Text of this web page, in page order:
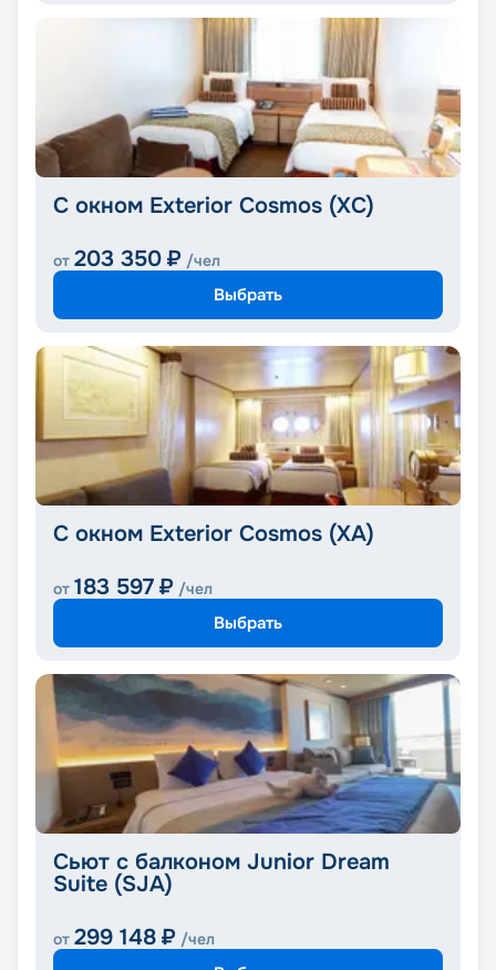
С окном Exterior Cosmos (XС)
от 203 350 ₽ /чел
Выбрать
С окном Exterior Cosmos (XA)
от 183 597 ₽ /чел
Выбрать
Сьют с балконом Junior Dream
Suite (SJA)
от 299 148 ₽ /чел